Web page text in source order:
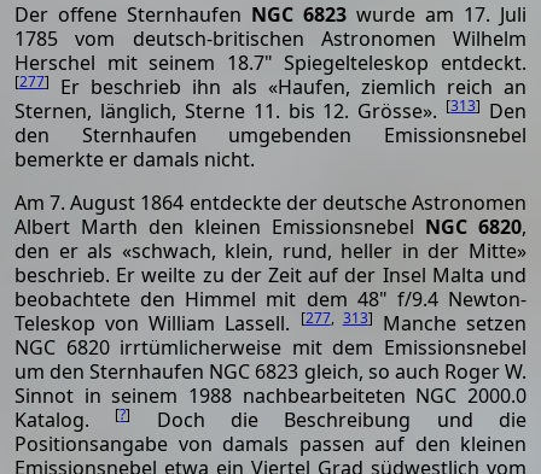
Der offene Sternhaufen NGC 6823 wurde am 17. Juli
1785 vom deutsch-britischen Astronomen Wilhelm
Herschel mit seinem 18.7" Spiegelteleskop entdeckt.
[277]
Er beschrieb ihn als «Haufen, ziemlich reich an
Sternen, länglich, Sterne 11. bis 12. Grösse». [313] Den
den Sternhaufen umgebenden Emissionsnebel
bemerkte er damals nicht.
Am 7. August 1864 entdeckte der deutsche Astronomen
Albert Marth den kleinen Emissionsnebel NGC 6820,
den er als «schwach, klein, rund, heller in der Mitte»
beschrieb. Er weilte zu der Zeit auf der Insel Malta und
beobachtete den Himmel mit dem 48" f/9.4 Newton-
Teleskop von William Lassell.
[277, 313] Manche setzen
NGC 6820 irrtümlicherweise mit dem Emissionsnebel
um den Sternhaufen NGC 6823 gleich, so auch Roger W.
Sinnot in seinem 1988 nachbearbeiteten NGC 2000.0
Katalog.
[?]
Doch die Beschreibung und die
Positionsangabe von damals passen auf den kleinen
Emissionsnebel etwa ein Viertel Grad südwestlich vom